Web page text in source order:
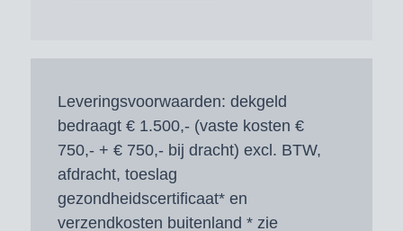
Leveringsvoorwaarden: dekgeld
bedraagt € 1.500,- (vaste kosten €
750,- + € 750,- bij dracht) excl. BTW,
afdracht, toeslag
gezondheidscertificaat* en
verzendkosten buitenland * zie